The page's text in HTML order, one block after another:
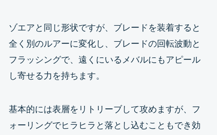
ゾエアと同じ形状ですが、ブレードを装着すると
全く別のルアーに変化し、ブレードの回転波動と
フラッシングで、遠くにいるメバルにもアピール
し寄せる力を持ちます。
基本的には表層をリトリーブして攻めますが、フ
ォーリングでヒラヒラと落とし込むこともでき効